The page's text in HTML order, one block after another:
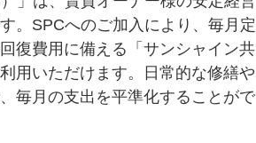
。SPCへのご加入により、毎月定
復費用に備える「サンシャイン共
用いただけます。日常的な修繕や
毎月の支出を平準化することがで